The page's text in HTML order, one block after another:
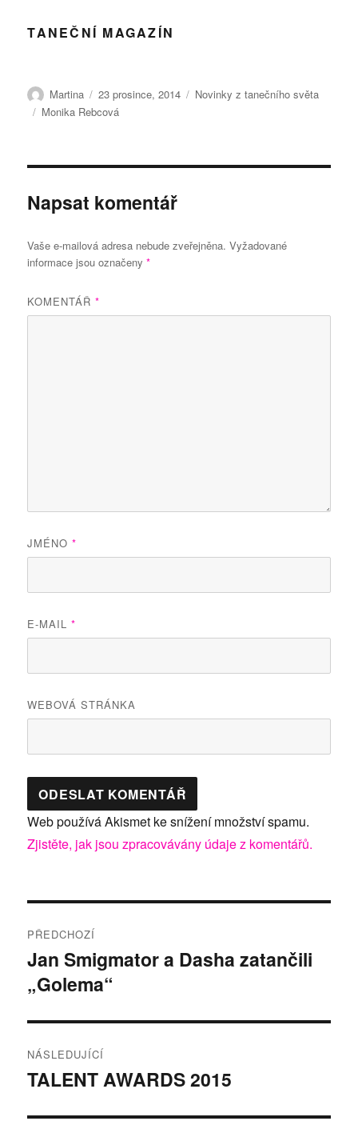
TANEČNÍ MAGAZÍN
Autor:
Martina Publikováno:
23 prosince, 2014 Rubriky:
Novinky z tanečního světa
Štítky:
Monika Rebcová
Napsat komentář
Vaše e-mailová adresa nebude zveřejněna. Vyžadované
informace jsou označeny*
KOMENTÁŘ*
JMÉNO*
E-MAIL*
WEBOVÁ STRÁNKA
Web používá Akismet ke snížení množství spamu.
Zjistěte, jak jsou zpracovávány údaje z komentářů.
pro
příspěvek
PŘEDCHOZÍ
Předchozí
příspěvek:
Jan Smigmator a Dasha zatančili
„Golema“
NÁSLEDUJÍCÍ
Následující
TALENT AWARDS 2015